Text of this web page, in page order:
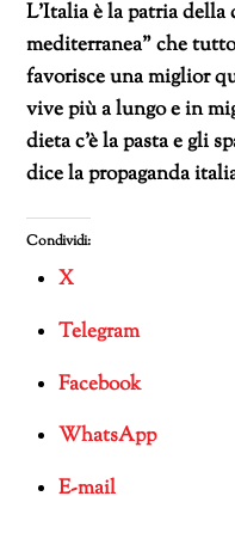
L’Italia è la patria
mediterranea” che
favorisce una miglior
vive più a lungo e in
dieta c’è la pasta e gli
dice la propaganda
Condividi:
X
Telegram
Facebook
WhatsApp
E-mail